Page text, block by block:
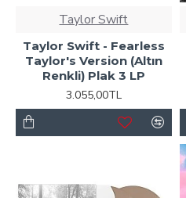
Taylor Swift
Taylor Swift - Fearless
Taylor's Version (Altın
Renkli) Plak 3 LP
3.055,00TL